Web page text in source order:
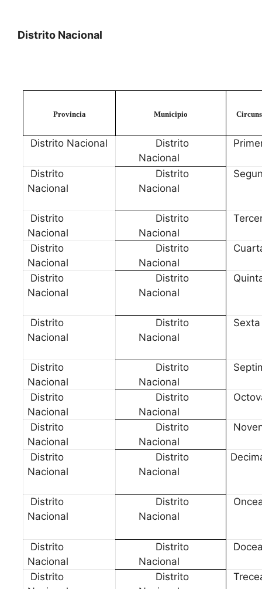
Distrito Nacional
Provincia Municipio
Distrito Nacional
Distrito
Nacional
Distrito
Nacional
Distrito
Nacional
Distrito
Nacional
Distrito
Nacional
Distrito
Nacional
Distrito
Nacional
Distrito
Nacional
Distrito
Nacional
Distrito
Nacional
Distrito
Nacional
Sexta
Distrito
Nacional
Distrito
Nacional
Distrito
Nacional
Distrito
Nacional
Distrito
Nacional
Distrito
Nacional
Distrito
Nacional
Distrito
Nacional
Distrito
Nacional
Distrito
Nacional
Distrito
Nacional
Distrito
Nacional
Distrito
Distrito